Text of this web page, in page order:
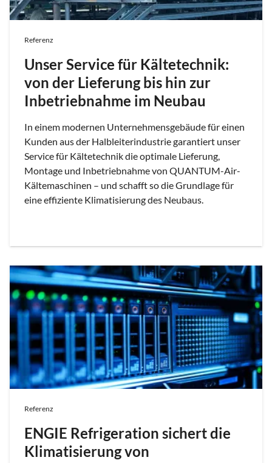
Referenz
Unser Service für Kältetechnik:
von der Lieferung bis hin zur
Inbetriebnahme im Neubau
In einem modernen Unternehmensgebäude für einen
Kunden aus der Halbleiterindustrie garantiert unser
Service für Kältetechnik die optimale Lieferung,
Montage und Inbetriebnahme von QUANTUM-Air-
Kältemaschinen – und schafft so die Grundlage für
eine effiziente Klimatisierung des Neubaus.
Referenz
ENGIE Refrigeration sichert die
Klimatisierung von